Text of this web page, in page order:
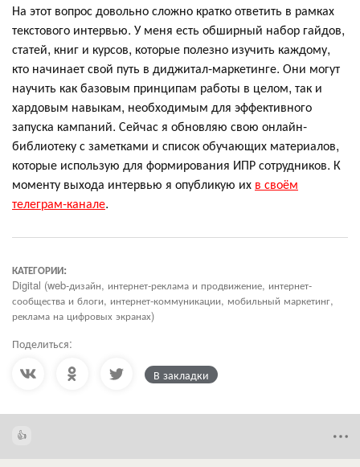
На этот вопрос довольно сложно кратко ответить в рамках
текстового интервью. У меня есть обширный набор гайдов,
статей, книг и курсов, которые полезно изучить каждому,
кто начинает свой путь в диджитал-маркетинге. Они могут
научить как базовым принципам работы в целом, так и
хардовым навыкам, необходимым для эффективного
запуска кампаний. Сейчас я обновляю свою онлайн-
библиотеку с заметками и список обучающих материалов,
которые использую для формирования ИПР сотрудников. К
моменту выхода интервью я опубликую их в своём
телеграм-канале.
КАТЕГОРИИ:
Digital (web-дизайн, интернет-реклама и продвижение, интернет-
сообщества и блоги, интернет-коммуникации, мобильный маркетинг,
реклама на цифровых экранах)
Поделиться:
В закладки